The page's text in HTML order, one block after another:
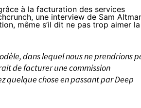
à la facturation des services
une interview de Sam
même s’il dit ne pas trop aimer la
dans lequel nous ne prendrions
de facturer une commission
quelque chose en passant par Deep